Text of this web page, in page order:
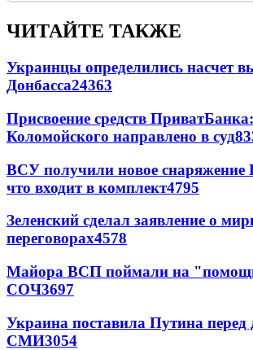
ЧИТАЙТЕ ТАКЖЕ
Украинцы определились насчет
Донбасса24363
Присвоение средств
Коломойского направлено в суд
ВСУ получили новое снаряжение
что входит в комплект4795
Зеленский сделал заявление о
переговорах4578
Майора ВСП поймали на
СОЧ3697
Украина поставила Путина
СМИ3054